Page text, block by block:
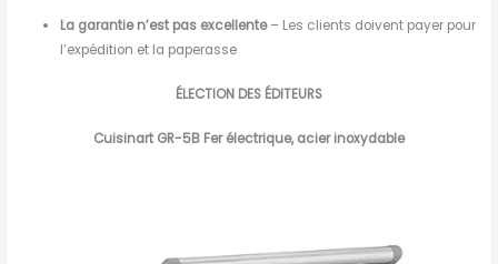
La garantie n’est pas excellente– Les clients doivent payer pour
l’expédition et la paperasse
ÉLECTION DES ÉDITEURS
Cuisinart GR-5B Fer électrique, acier inoxydable